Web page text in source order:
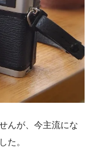
んが、今主流にな
た。